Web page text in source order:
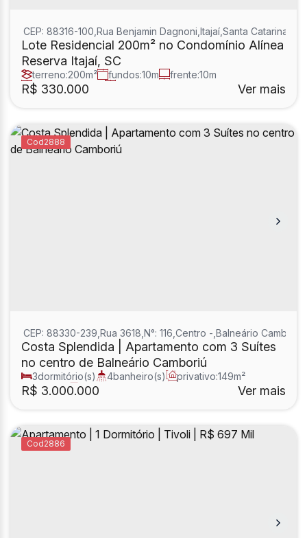
Lote Residencial 200m² no Condomínio Alínea
Reserva Itajaí, SC
R$ 330.000
CEP: 88316-100 Rua Benjamin Dagnoni Itajaí Santa Catarina
terreno:200m² fundos:10m frente:10m
lado direito:20m Ver mais
2888
Costa Splendida | Apartamento com 3 Suítes
no centro de Balneário Camboriú
R$ 3.000.000
CEP: 88330-239 Rua 3618 N°: 116 Centro Balneário Camboriú
3dormitório(s) 4banheiro(s) privativo:149m²
1sala(s) 3suíte(s) Ver mais
2886